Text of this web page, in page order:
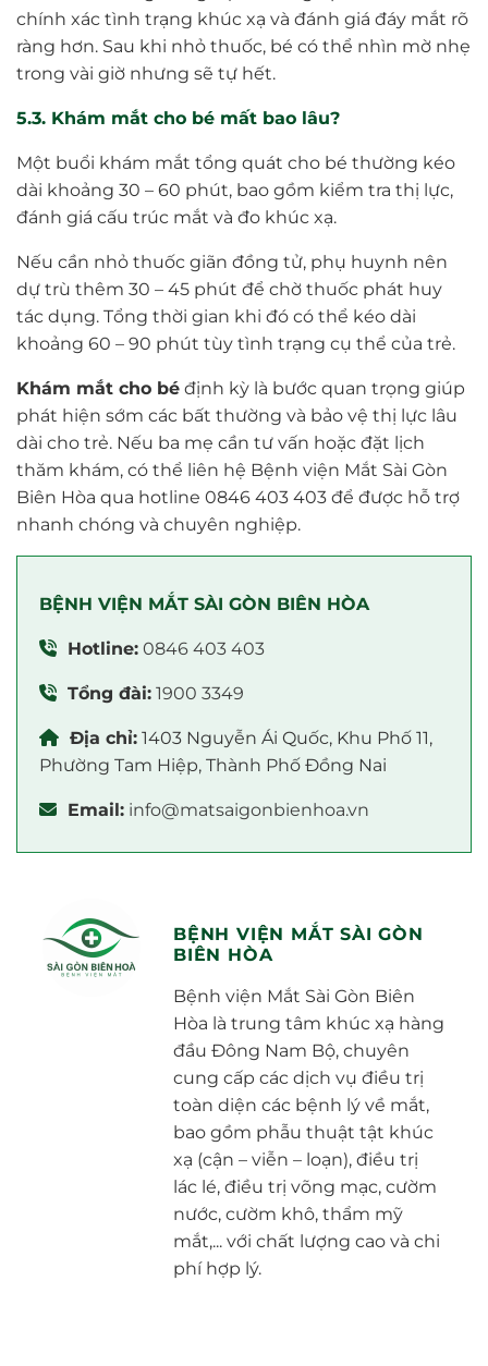
chính xác tình trạng khúc xạ và đánh giá đáy mắt rõ
ràng hơn. Sau khi nhỏ thuốc, bé có thể nhìn mờ nhẹ
trong vài giờ nhưng sẽ tự hết.
5.3. Khám mắt cho bé mất bao lâu?
Một buổi khám mắt tổng quát cho bé thường kéo
dài khoảng 30 – 60 phút, bao gồm kiểm tra thị lực,
đánh giá cấu trúc mắt và đo khúc xạ.
Nếu cần nhỏ thuốc giãn đồng tử, phụ huynh nên
dự trù thêm 30 – 45 phút để chờ thuốc phát huy
tác dụng. Tổng thời gian khi đó có thể kéo dài
khoảng 60 – 90 phút tùy tình trạng cụ thể của trẻ.
Khám mắt cho bé định kỳ là bước quan trọng giúp
phát hiện sớm các bất thường và bảo vệ thị lực lâu
dài cho trẻ. Nếu ba mẹ cần tư vấn hoặc đặt lịch
thăm khám, có thể liên hệ Bệnh viện Mắt Sài Gòn
Biên Hòa qua hotline 0846 403 403 để được hỗ trợ
nhanh chóng và chuyên nghiệp.
BỆNH VIỆN MẮT SÀI GÒN BIÊN HÒA
Hotline: 0846 403 403
Tổng đài: 1900 3349
Địa chỉ: 1403 Nguyễn Ái Quốc, Khu Phố 11,
Phường Tam Hiệp, Thành Phố Đồng Nai
Email: info@matsaigonbienhoa.vn
BỆNH VIỆN MẮT SÀI GÒN
BIÊN HÒA
Bệnh viện Mắt Sài Gòn Biên
Hòa là trung tâm khúc xạ hàng
đầu Đông Nam Bộ, chuyên
cung cấp các dịch vụ điều trị
toàn diện các bệnh lý về mắt,
bao gồm phẫu thuật tật khúc
xạ (cận – viễn – loạn), điều trị
lác lé, điều trị võng mạc, cườm
nước, cườm khô, thẩm mỹ
mắt,... với chất lượng cao và chi
phí hợp lý.